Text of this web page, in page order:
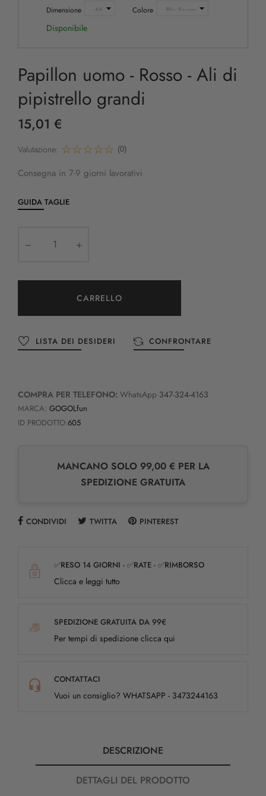
Dimensione Colore
Disponibile
Papillon uomo - Rosso - Ali di
pipistrello grandi
15,01 €
Valutazione: (0)
Consegna in 7-9 giorni lavorativi
GUIDA TAGLIE
CARRELLO
LISTA DEI DESIDERI CONFRONTARE
COMPRA PER TELEFONO: WhatsApp 347-324-4163
MARCA: GOGOLfun
ID PRODOTTO:605
MANCANO SOLO 99,00 € PER LA
SPEDIZIONE GRATUITA
CONDIVIDI TWITTA PINTEREST
✅RESO 14 GIORNI - ✅RATE - ✅RIMBORSO
Clicca e leggi tutto
SPEDIZIONE GRATUITA DA 99€
Per tempi di spedizione clicca qui
CONTATTACI
Vuoi un consiglio? WHATSAPP - 3473244163
DESCRIZIONE
DETTAGLI DEL PRODOTTO